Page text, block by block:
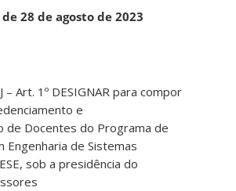
28 de agosto de 2023
– Art. 1º DESIGNAR para compor
e
de Docentes do Programa de
Engenharia de Sistemas
sob a presidência do